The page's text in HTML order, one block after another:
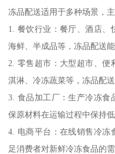
冻品配送适用于多种场景，
1. 餐饮行业：餐厅、酒店、
海鲜、半成品等，冻品配送
2. 零售超市：大型超市、便
淇淋、冷冻蔬菜等，冻品配
3. 食品加工厂：生产冷冻食
保原材料在运输过程中保持
4. 电商平台：在线销售冷冻
足消费者对新鲜冷冻食品的需